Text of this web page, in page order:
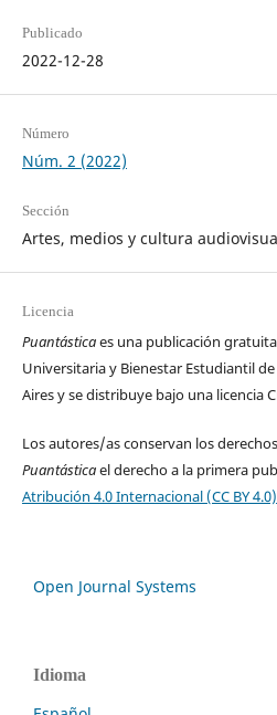
Publicado
2022-12-28
Número
Núm. 2 (2022)
Sección
Artes, medios y cultura
Licencia
Puantásticaes una publicación
Universitaria y Bienestar Estudiantil
Aires y se distribuye bajo una licencia
Los autores/as conservan los
Puantásticael derecho a la primera
Atribución 4.0 Internacional (CC BY 4.0)
Open Journal Systems
Idioma